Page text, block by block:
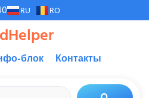
RU RO
блок Контакты